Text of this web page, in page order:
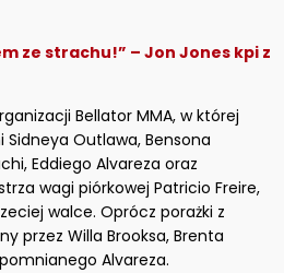
ze strachu!” – Jon Jones kpi z
Bellator MMA, w której
Outlawa, Bensona
Eddiego Alvareza oraz
wagi piórkowej Patricio Freire,
walce. Oprócz porażki z
przez Willa Brooksa, Brenta
Alvareza.